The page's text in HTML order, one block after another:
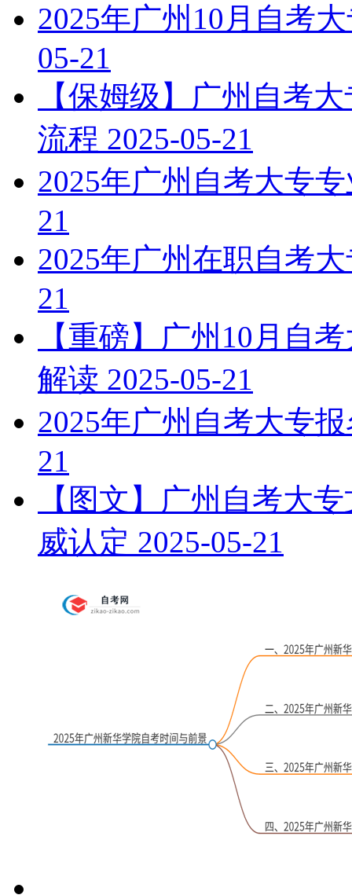
2025年广州10月自考
05-21
【保姆级】广州自考
流程 2025-05-21
2025年广州自考大专
21
2025年广州在职自考
21
【重磅】广州10月自
解读 2025-05-21
2025年广州自考大专
21
【图文】广州自考大
威认定 2025-05-21